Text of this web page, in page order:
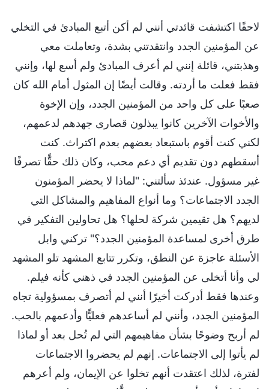
لاحقًا اكتشفت قائدتي أنني لم أكن أتبع المبادئ في التخلي
عن المؤمنين الجدد وانتقدتني بشدة، وتعاملت معي
وهذبتني، قائلة إنني لم أعرف المبادئ ولم أسع لها، وإنني
فقط فعلت ما أردته. وقالت أيضًا إن المثول أمام الله كان
صعبًا على كل واحد من المؤمنين الجدد، وإن الإخوة
والأخوات الآخرين كانوا يبذلون قصارى جهدهم لدعمهم،
لكني كنت أقوم باستبعاد بعضهم بعدم اكتراث. كنت
أسقطهم دون تقديم أي دعم محب، وكان ذلك حقًّا تصرفًا
غير مسؤول. عندئذ سألتني: "لماذا لا يحضر المؤمنون
الجدد الاجتماعات؟ وما أنواع المفاهيم والمشاكل التي
لديهم؟ هل تقيمين شركة لحلها؟ هل تحاولين التفكير في
طرق أخرى لمساعدة المؤمنين الجدد؟" تركني وابل
الأسئلة عاجزة عن النطق، وتكرر تتابع المشهد تلو المشهد
لي وأنا أتخلى عن المؤمنين الجدد في ذهني كأنه فيلم.
وعندها فقط أدركت أخيرًا أنني لم أتصرف بمسؤولية تجاه
المؤمنين الجدد، وأنني لم أساعدهم فعليًّا وأدعمهم بالحب.
لم أربح وضوحًا بشأن مفاهيمهم التي لم تُحل بعد أو لماذا
لم يأتوا إلى الاجتماعات. إنهم لم يحضروا الاجتماعات
لفترة، لذلك اعتقدت أنهم تخلوا عن الإيمان، ولم أعرهم